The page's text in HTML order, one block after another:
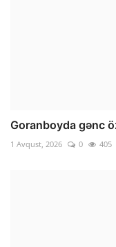
Goranboyda gənc
1 Avqust, 2026 0 405